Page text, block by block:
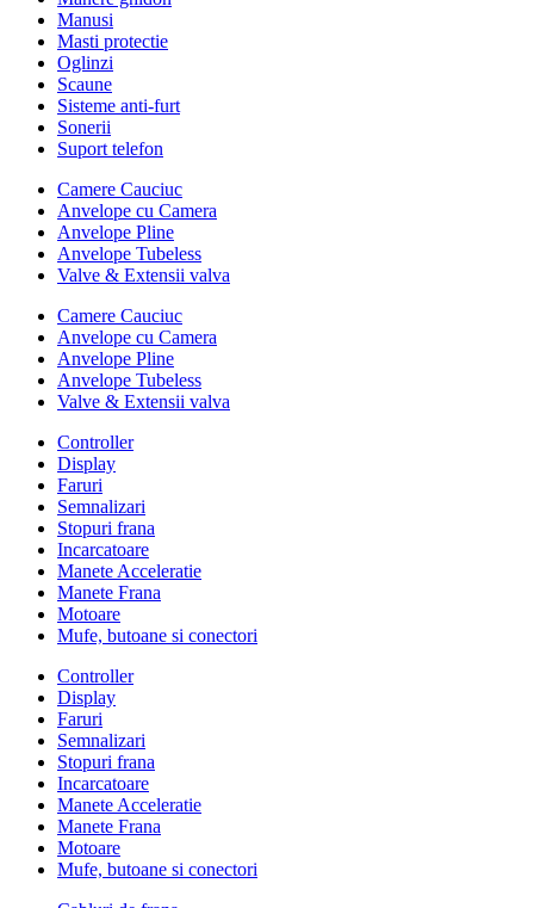
Manusi
Masti protectie
Oglinzi
Scaune
Sisteme anti-furt
Sonerii
Suport telefon
Camere Cauciuc
Anvelope cu Camera
Anvelope Pline
Anvelope Tubeless
Valve & Extensii valva
Camere Cauciuc
Anvelope cu Camera
Anvelope Pline
Anvelope Tubeless
Valve & Extensii valva
Controller
Display
Faruri
Semnalizari
Stopuri frana
Incarcatoare
Manete Acceleratie
Manete Frana
Motoare
Mufe, butoane si conectori
Controller
Display
Faruri
Semnalizari
Stopuri frana
Incarcatoare
Manete Acceleratie
Manete Frana
Motoare
Mufe, butoane si conectori